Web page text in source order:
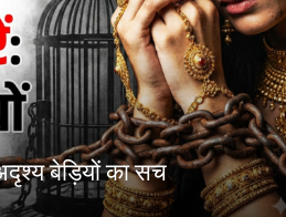
बेड़ियों का सच